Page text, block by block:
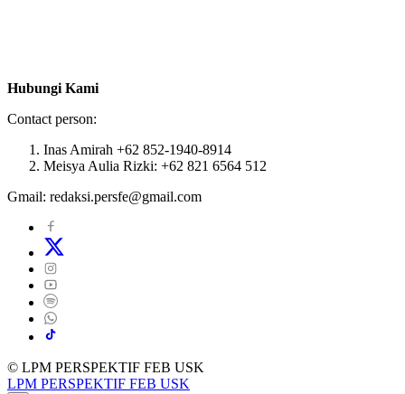
Hubungi Kami
Contact person:
Inas Amirah +62 852-1940-8914
Meisya Aulia Rizki: +62 821 6564 512
Gmail: redaksi.persfe@gmail.com
© LPM PERSPEKTIF FEB USK
LPM PERSPEKTIF FEB USK